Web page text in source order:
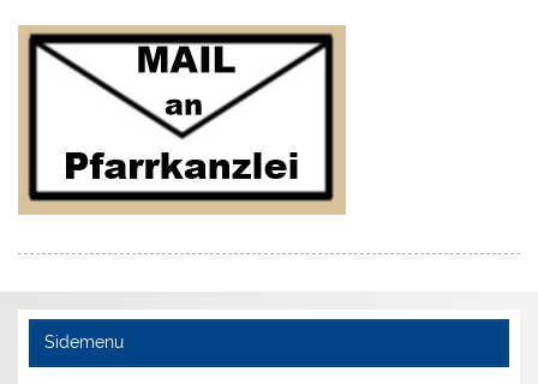
Sidemenu